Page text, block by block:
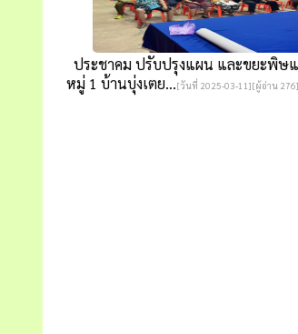
ประชาคม ปรับปรุงแผน และขยะพิษ
หมู่ 1 บ้านบุ่งเตย...[วันที่ 2025-03-11][ผู้อ่าน 276]